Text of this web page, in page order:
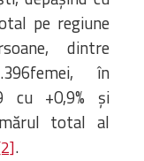
pe regiune
dintre
în
cu +0,9% și
total al
.